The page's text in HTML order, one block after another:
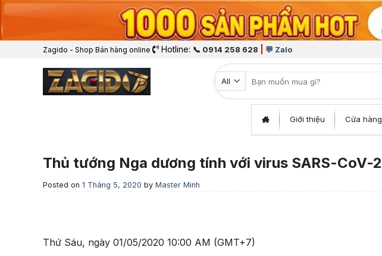
Zagido - Shop Bán hàng online Hotline: 📞 0914 258 628 💬 Zalo
Tìm kiếm:
Giới thiệu Cửa hàng
Thủ tướng Nga dương tính với virus SARS-CoV-2
Posted on 1 Tháng 5, 2020 by Master Minh
Thứ Sáu, ngày 01/05/2020 10:00 AM (GMT+7)